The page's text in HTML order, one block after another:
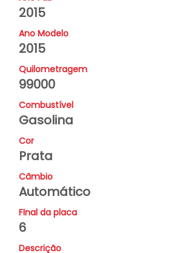
2015
Ano Modelo
2015
Quilometragem
99000
Combustível
Gasolina
Cor
Prata
Câmbio
Automático
FInal da placa
6
Descrição